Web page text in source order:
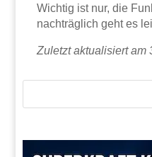
Wichtig ist nur, die
nachträglich geht es
Zuletzt aktualisiert am